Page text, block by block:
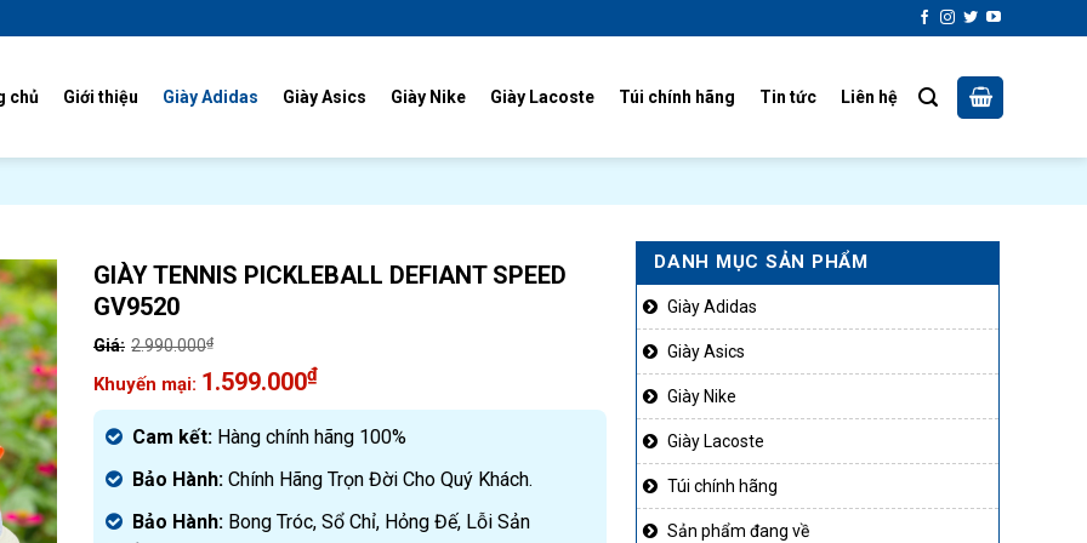
chủ Giới thiệu Giày Adidas Giày Asics Giày Nike Giày Lacoste Túi chính hãng Tin tức Liên hệ
DANH MỤC SẢN PHẨM
Giày Adidas
Giày Asics
Giày Nike
Giày Lacoste
Túi chính hãng
Sản phẩm đang về
GIÀY TENNIS PICKLEBALL DEFIANT SPEED
GV9520
2.990.000₫
Giá
gốc
là:
2.990.000₫.
1.599.000₫
Giá
hiện
tại
là:
1.599.000₫.
Cam kết: Hàng chính hãng 100%
Bảo Hành: Chính Hãng Trọn Đời Cho Quý Khách.
Bảo Hành: Bong Tróc, Sổ Chỉ, Hỏng Đế, Lỗi Sản